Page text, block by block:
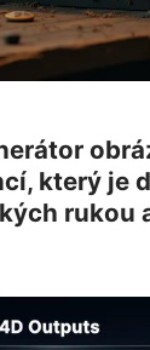
který je
rukou